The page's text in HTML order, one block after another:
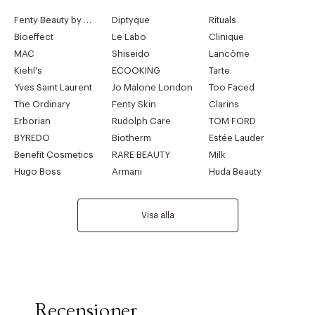
Diptyque
Rituals
Bioeffect
Le Labo
Clinique
MAC
Shiseido
Lancôme
Kiehl's
ECOOKING
Tarte
Yves Saint Laurent
Jo Malone London
Too Faced
The Ordinary
Fenty Skin
Clarins
Erborian
Rudolph Care
TOM FORD
BYREDO
Biotherm
Estée Lauder
Benefit Cosmetics
RARE BEAUTY
Milk
Hugo Boss
Armani Huda Beauty
Visa alla